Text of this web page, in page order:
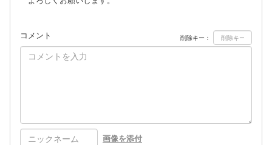
コメント 削除キー：
画像を添付